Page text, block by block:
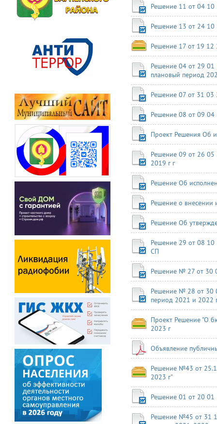
Решение 11 от 04 10
Решение 13 от 24
Решение 17 от 19
Решение 04 от 29
плановый период
Решение 07 от 31
Решение 08 от 09
Проект Решения Об
Решение 09 от 26 05
2019 г г
Решение Об
Решение о
Решение Об
Решение 29 от 08
СП
Решение № 27 от 30
Решение № 28 от 30
период 2021 и 2022
Проект Решение "О
2023 г
Объявление
Решение №43 от
2023 г"
Решение 01 от 20
Решение №45 от 31